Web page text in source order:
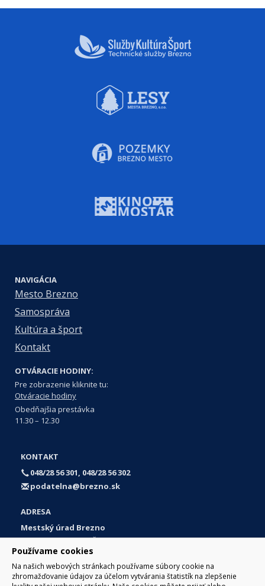
Používame cookies
Na našich webových stránkach používame súbory cookie na
zhromažďovanie údajov za účelom vytvárania štatistík na zlepšenie
NAVIGÁCIA
Mesto Brezno
Samospráva
Kultúra a šport
Kontakt
OTVÁRACIE HODINY:
Pre zobrazenie kliknite tu:
Otváracie hodiny
Obedňajšia prestávka
11.30 – 12.30
KONTAKT
048/28 56 301, 048/28 56 302
podatelna@brezno.sk
ADRESA
Mestský úrad Brezno
Námestie gen. M. R. Štefánika 1
977 01 Brezno
Slovakia (Slovak Republic)